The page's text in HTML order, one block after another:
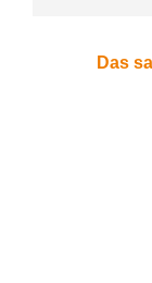
Das